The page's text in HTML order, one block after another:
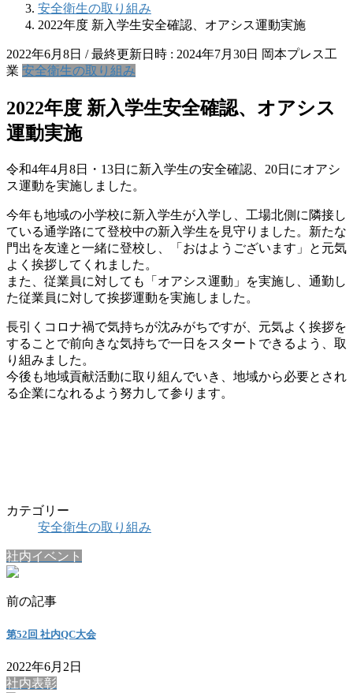
安全衛生の取り組み
2022年度 新入学生安全確認、オアシス運動実施
2022年6月8日 / 最終更新日時 : 2024年7月30日 岡本プレス工
業 安全衛生の取り組み
2022年度 新入学生安全確認、オアシス
運動実施
令和4年4月8日・13日に新入学生の安全確認、20日にオアシ
ス運動を実施しました。
今年も地域の小学校に新入学生が入学し、工場北側に隣接し
ている通学路にて登校中の新入学生を見守りました。新たな
門出を友達と一緒に登校し、「おはようございます」と元気
よく挨拶してくれました。
また、従業員に対しても「オアシス運動」を実施し、通勤し
た従業員に対して挨拶運動を実施しました。
長引くコロナ禍で気持ちが沈みがちですが、元気よく挨拶を
することで前向きな気持ちで一日をスタートできるよう、取
り組みました。
今後も地域貢献活動に取り組んでいき、地域から必要とされ
る企業になれるよう努力して参ります。
カテゴリー
安全衛生の取り組み
社内イベント
前の記事
第52回 社内QC大会
2022年6月2日
社内表彰